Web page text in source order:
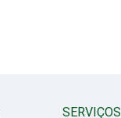
SERVIÇOS